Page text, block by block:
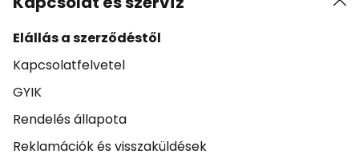
Elállás a szerződéstől
Kapcsolatfelvetel
GYIK
Rendelés állapota
Reklamációk és visszaküldések